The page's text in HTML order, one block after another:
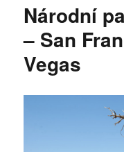
Národní
– San
Vegas